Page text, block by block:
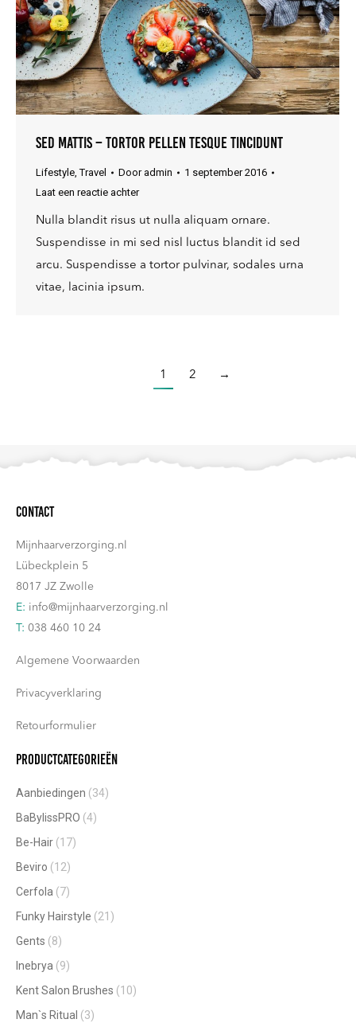
Sed mattis – tortor pellen tesque tincidunt
Lifestyle,Travel Dooradmin
1 september 2016
Laat een reactie achter
Nulla blandit risus ut nulla aliquam ornare.
Suspendisse in mi sed nisl luctus blandit id sed
arcu. Suspendisse a tortor pulvinar, sodales urna
vitae, lacinia ipsum.
1 2 →
Contact
Mijnhaarverzorging.nl
Lübeckplein 5
8017 JZ Zwolle
E: info@mijnhaarverzorging.nl
T: 038 460 10 24
Algemene Voorwaarden
Privacyverklaring
Retourformulier
Productcategorieën
Aanbiedingen (34)
BaBylissPRO (4)
Be-Hair (17)
Beviro (12)
Cerfola (7)
Funky Hairstyle (21)
Gents (8)
Inebrya (9)
Kent Salon Brushes (10)
Man`s Ritual (3)